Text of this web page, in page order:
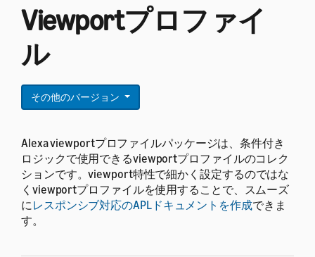
Viewportプロファイ
ル
その他のバージョン
Alexa viewportプロファイルパッケージは、条件付き
ロジックで使用できるviewportプロファイルのコレク
ションです。viewport特性で細かく設定するのではな
くviewportプロファイルを使用することで、スムーズ
にレスポンシブ対応のAPLドキュメントを作成できま
す。